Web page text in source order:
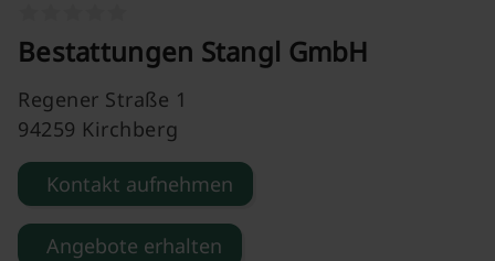
Bestattungen Stangl GmbH
Regener Straße 1
94259 Kirchberg
Kontakt aufnehmen
Angebote erhalten